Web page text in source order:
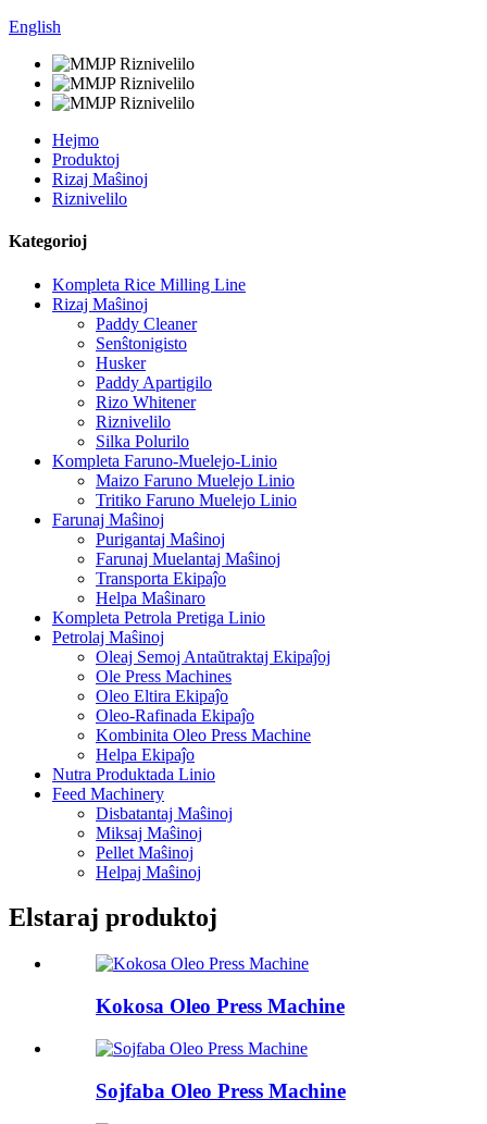
English
Hejmo
Produktoj
Rizaj Maŝinoj
Riznivelilo
Kategorioj
Kompleta Rice Milling Line
Rizaj Maŝinoj
Paddy Cleaner
Senŝtonigisto
Husker
Paddy Apartigilo
Rizo Whitener
Riznivelilo
Silka Polurilo
Kompleta Faruno-Muelejo-Linio
Maizo Faruno Muelejo Linio
Tritiko Faruno Muelejo Linio
Farunaj Maŝinoj
Purigantaj Maŝinoj
Farunaj Muelantaj Maŝinoj
Transporta Ekipaĵo
Helpa Maŝinaro
Kompleta Petrola Pretiga Linio
Petrolaj Maŝinoj
Oleaj Semoj Antaŭtraktaj Ekipaĵoj
Ole Press Machines
Oleo Eltira Ekipaĵo
Oleo-Rafinada Ekipaĵo
Kombinita Oleo Press Machine
Helpa Ekipaĵo
Nutra Produktada Linio
Feed Machinery
Disbatantaj Maŝinoj
Miksaj Maŝinoj
Pellet Maŝinoj
Helpaj Maŝinoj
Elstaraj produktoj
Kokosa Oleo Press Machine
Sojfaba Oleo Press Machine